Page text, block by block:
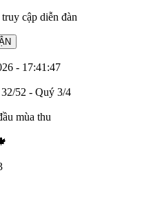
cập diễn đàn
- 17:41:47
52 - Quý 3/4
mùa thu